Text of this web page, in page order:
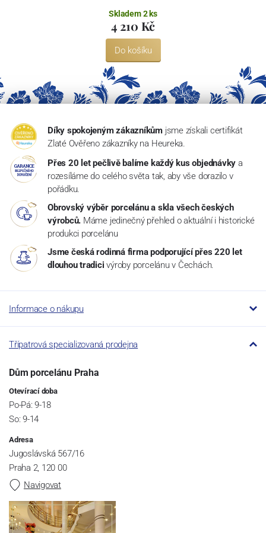
Skladem 2 ks
4 210 Kč
Do košíku
Díky spokojeným zákazníkům jsme získali certifikát
Zlaté Ověřeno zákazníky na Heureka.
Přes 20 let pečlivě balíme každý kus objednávky a
rozesíláme do celého světa tak, aby vše dorazilo v
pořádku.
Obrovský výběr porcelánu a skla všech českých
výrobců. Máme jedinečný přehled o aktuální i historické
produkci porcelánu
Jsme česká rodinná firma podporující přes 220 let
dlouhou tradici výroby porcelánu v Čechách.
Informace o nákupu
Třípatrová specializovaná prodejna
Dům porcelánu Praha
Otevírací doba
Po-Pá: 9-18
So: 9-14
Adresa
Jugoslávská 567/16
Praha 2, 120 00
Navigovat